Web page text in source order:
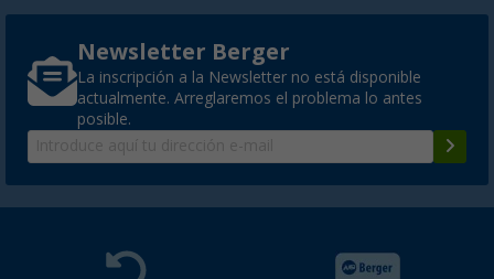
Newsletter Berger
La inscripción a la Newsletter no está disponible
actualmente. Arreglaremos el problema lo antes
posible.